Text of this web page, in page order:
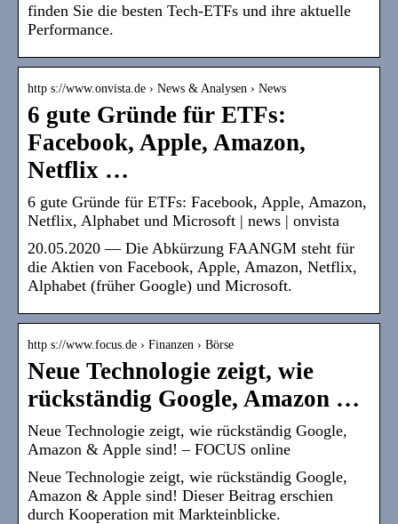
finden Sie die besten Tech-ETFs und ihre aktuelle
Performance.
http s://www.onvista.de › News & Analysen › News
6 gute Gründe für ETFs:
Facebook, Apple, Amazon,
Netflix …
6 gute Gründe für ETFs: Facebook, Apple, Amazon,
Netflix, Alphabet und Microsoft | news | onvista
20.05.2020 — Die Abkürzung FAANGM steht für
die Aktien von Facebook, Apple, Amazon, Netflix,
Alphabet (früher Google) und Microsoft.
http s://www.focus.de › Finanzen › Börse
Neue Technologie zeigt, wie
rückständig Google, Amazon …
Neue Technologie zeigt, wie rückständig Google,
Amazon & Apple sind! – FOCUS online
Neue Technologie zeigt, wie rückständig Google,
Amazon & Apple sind! Dieser Beitrag erschien
durch Kooperation mit Markteinblicke.